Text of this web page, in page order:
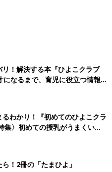
！解決する本『ひよこクラブ
なるまで、育児に役立つ情報が
わかり！『初めてのひよこクラ
集〉初めての授乳がうまくい
の基本と夏のトラブル 解決テ
！2冊の「たまひよ」